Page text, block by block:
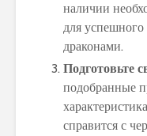
наличии
для
драконами.
Подготовьте
подобранные
справится с